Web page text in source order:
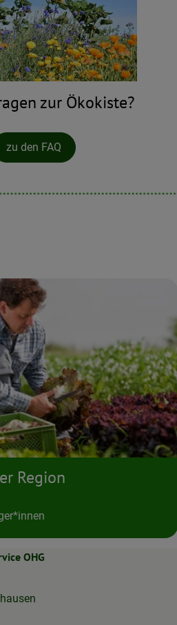
zur Ökokiste?
zu den FAQ
Region
OHG